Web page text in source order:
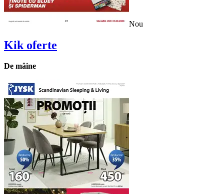
Nou
Kik oferte
De mâine